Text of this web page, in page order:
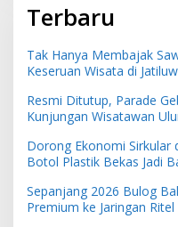
Terbaru
Tak Hanya Membajak
Keseruan Wisata di
Resmi Ditutup, Parade
Kunjungan Wisatawan
Dorong Ekonomi Sirkular
Botol Plastik Bekas Jadi
Sepanjang 2026 Bulog
Premium ke Jaringan